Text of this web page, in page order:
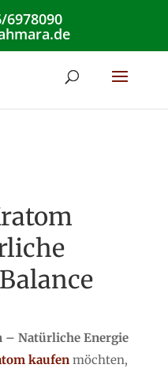
6978090
– Natürliche Energie
kaufen möchten,